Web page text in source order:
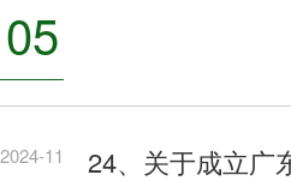
05
2024-11 24、关于成立广